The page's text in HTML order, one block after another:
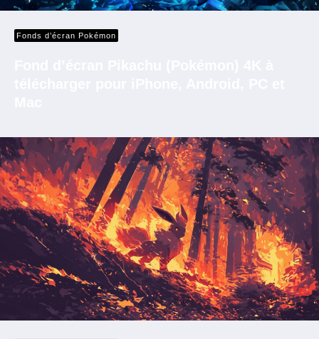
Fonds d’écran Pokémon